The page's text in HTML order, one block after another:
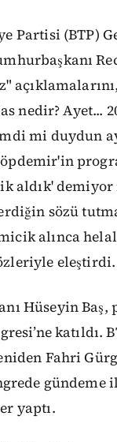
Partisi (BTP)
nedir? Ayet...
mi duydun
aldık' demiyor
sözü
alınca
eleştirdi.
Hüseyin
katıldı.
Fahri
gündeme
yaptı.